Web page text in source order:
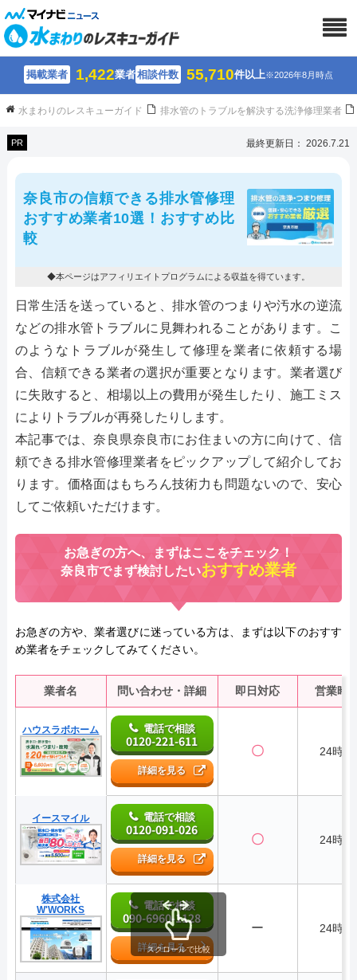
掲載業者 1,422業者相談件数 55,710件以上※2026年8月時点
水まわりのレスキューガイド 排水管のトラブルを解決する洗浄修理業者
PR 最終更新日： 2026.7.21
奈良市の信頼できる排水管修理
おすすめ業者10選！おすすめ比
較
◆本ページはアフィリエイトプログラムによる収益を得ています。
日常生活を送っていると、排水管のつまりや汚水の逆流
などの排水管トラブルに見舞われることがあります。こ
のようなトラブルが発生して修理を業者に依頼する場
合、信頼できる業者の選択が重要となります。業者選び
に失敗すると、相場以上の費用が発生したり、施工ミス
によりトラブルが再発したりします。
本記事では、奈良県奈良市にお住まいの方に向けて、信
頼できる排水管修理業者をピックアップして紹介してお
ります。価格面はもちろん技術力も問題ないので、安心
してご依頼いただけます。
お急ぎの方へ、まずはここをチェック！
奈良市でまず検討したいおすすめ業者
お急ぎの方や、業者選びに迷っている方は、まずは以下のおすす
め業者をチェックしてみてください。
業者名 問い合わせ・詳細 即日対応 営業時
ハウスラボホーム 電話で相談
0120-221-611
詳細を見る
〇 24時間
イースマイル 電話で相談
0120-091-026
詳細を見る
〇 24時間
株式会社
W'WORKS
電話で相談
090-6960-1128
詳細を見る
ー 24時間
スクロールで比較